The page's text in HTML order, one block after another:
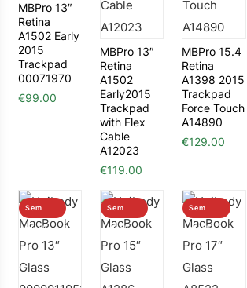
MBPro 13″
Retina
A1502 Early
2015
Trackpad
00071970
€99.00
MBPro 13″
Retina
A1502
Early2015
Trackpad
with Flex
Cable
A12023
€119.00
MBPro 15.4
Retina
A1398 2015
Trackpad
Force Touch
A14890
€129.00
Sem
stock
Sem
stock
Sem
stock